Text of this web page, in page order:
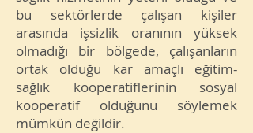
bu sektörlerde çalışan kişiler
arasında işsizlik oranının yüksek
olmadığı bir bölgede, çalışanların
ortak olduğu kar amaçlı eğitim-
sağlık kooperatiflerinin sosyal
kooperatif olduğunu söylemek
mümkün değildir.